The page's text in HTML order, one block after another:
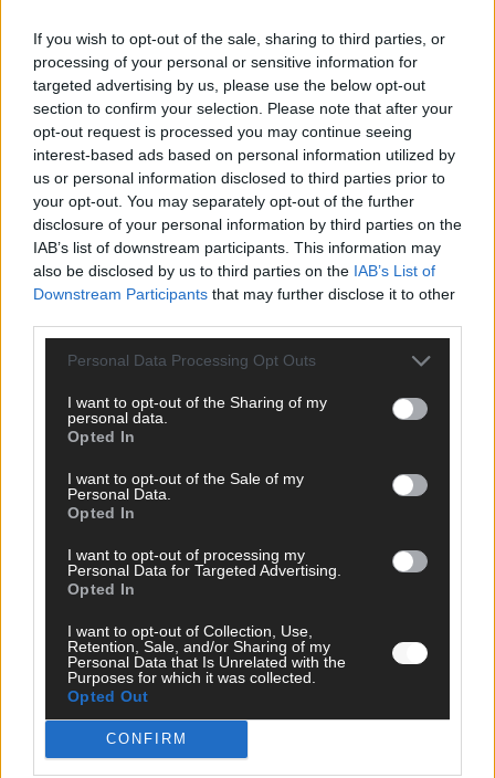
If you wish to opt-out of the sale, sharing to third parties, or
processing of your personal or sensitive information for
targeted advertising by us, please use the below opt-out
section to confirm your selection. Please note that after your
opt-out request is processed you may continue seeing
interest-based ads based on personal information utilized by
us or personal information disclosed to third parties prior to
your opt-out. You may separately opt-out of the further
disclosure of your personal information by third parties on the
IAB’s list of downstream participants. This information may
also be disclosed by us to third parties on the IAB’s List of
Downstream Participants that may further disclose it to other
Personal Data Processing Opt Outs
I want to opt-out of the Sharing of my
personal data.
Opted In
I want to opt-out of the Sale of my
Personal Data.
Opted In
I want to opt-out of processing my
Personal Data for Targeted Advertising.
Opted In
I want to opt-out of Collection, Use,
Retention, Sale, and/or Sharing of my
Personal Data that Is Unrelated with the
Purposes for which it was collected.
Opted Out
CONFIRM
Über Raffi Gasser 58 Artikel
Raffi Gasser ist Chefredakteur der Zentralredaktion hinter dem
Blatt und Fränkisches Blatt. Als unabhängige digitale
Nachrichtenplattform bereiten wir aktuelle, relevante und
Unsere Redaktion verbindet journalistische Qualität mit
innovativen Erzählformen – klar, ehrlich und nah am Puls der